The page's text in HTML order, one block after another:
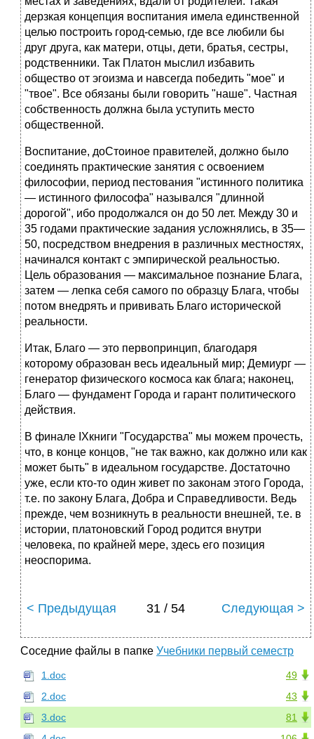
дерзкая концепция воспитания имела единственной
целью построить город-семью, где все любили бы
друг друга, как матери, отцы, дети, братья, сестры,
родственники. Так Платон мыслил избавить
общество от эгоизма и навсегда победить "мое" и
"твое". Все обязаны были говорить "наше". Частная
собственность должна была уступить место
общественной.
Воспитание, доСтоиное правителей, должно было
соединять практические занятия с освоением
философии, период пестования "истинного политика
— истинного философа" назывался "длинной
дорогой", ибо продолжался он до 50 лет. Между 30 и
35 годами практические задания усложнялись, в 35—
50, посредством внедрения в различных местностях,
начинался контакт с эмпирической реальностью.
Цель образования — максимальное познание Блага,
затем — лепка себя самого по образцу Блага, чтобы
потом внедрять и прививать Благо исторической
реальности.
Итак, Благо — это первопринцип, благодаря
которому образован весь идеальный мир; Демиург —
генератор физического космоса как блага; наконец,
Благо — фундамент Города и гарант политического
действия.
В финале IXкниги "Государства" мы можем прочесть,
что, в конце концов, "не так важно, как должно или как
может быть" в идеальном государстве. Достаточно
уже, если кто-то один живет по законам этого Города,
т.е. по закону Блага, Добра и Справедливости. Ведь
прежде, чем возникнуть в реальности внешней, т.е. в
истории, платоновский Город родится внутри
человека, по крайней мере, здесь его позиция
неоспорима.
< Предыдущая 31 / 54 Следующая >
Соседние файлы в папке Учебники первый семестр
49
1.doc
43
2.doc
81
3.doc